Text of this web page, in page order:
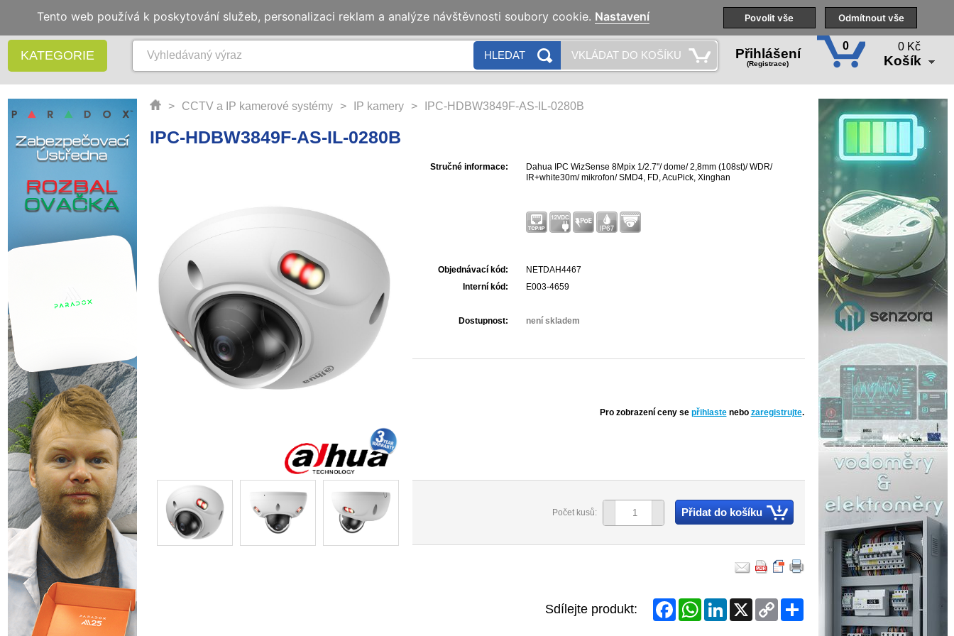
Naše pobočky Technická podpora Školení
KATEGORIE HLEDAT VKLÁDAT DO KOŠÍKU Přihlášení
(Registrace)
0 0 Kč
Košík
> CCTV a IP kamerové systémy > IP kamery > IPC-HDBW3849F-AS-IL-0280B
IPC-HDBW3849F-AS-IL-0280B
Stručné informace:
Dahua IPC WizSense 8Mpix 1/2.7"/ dome/ 2,8mm (108st)/ WDR/
IR+white30m/ mikrofon/ SMD4, FD, AcuPick, Xinghan
Objednávací kód:
NETDAH4467
Interní kód:
E003-4659
Dostupnost: není skladem
Pro zobrazení ceny se přihlaste nebo zaregistrujte.
Počet kusů: Přidat do košíku
Sdílejte produkt: FacebookWhatsAppLinkedIn
X
Copy
Link
Share
Tento web používá k poskytování služeb, personalizaci reklam a analýze návštěvnosti soubory cookie. Nastavení Povolit vše Odmítnout vše